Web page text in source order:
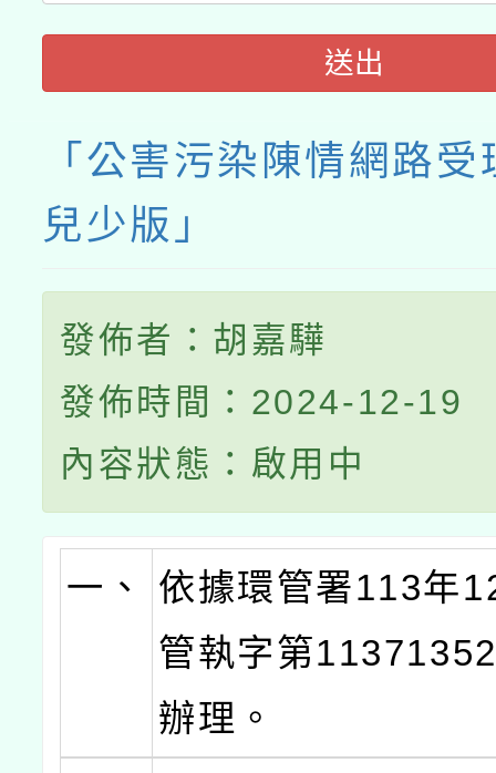
送出
「公害污染陳情網路
兒少版」
發佈者：胡嘉驊
發佈時間：2024-12-19
內容狀態：啟用中
一、
依據環管署113年
管執字第
辦理。